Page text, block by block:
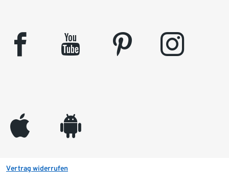
facebook youtube pinterest instagram
appleinc android
Vertrag widerrufen